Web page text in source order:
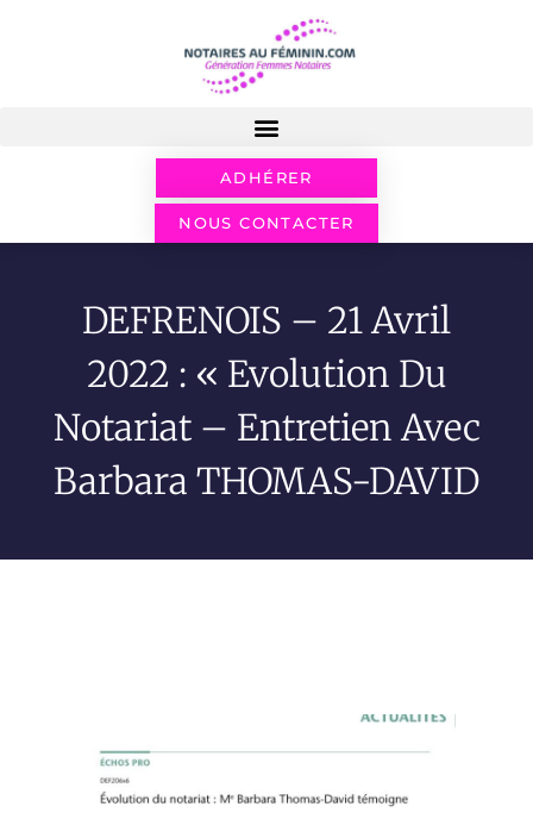
ADHÉRER
NOUS CONTACTER
DEFRENOIS – 21 Avril
2022 : « Evolution Du
Notariat – Entretien Avec
Barbara THOMAS-DAVID